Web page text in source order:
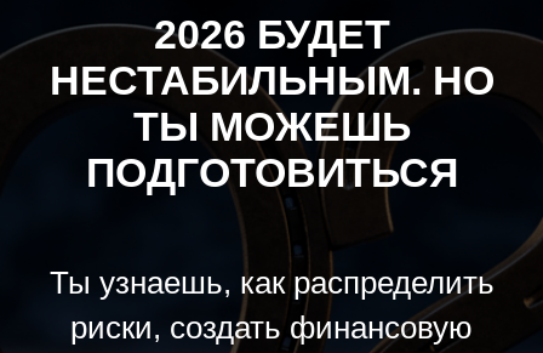
2026 БУДЕТ
НЕСТАБИЛЬНЫМ. НО
ТЫ МОЖЕШЬ
ПОДГОТОВИТЬСЯ
Ты узнаешь, как распределить
риски, создать финансовую